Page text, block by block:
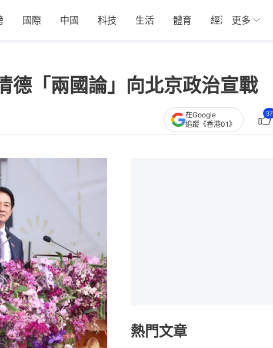
國際 中國 科技 生活 體育 經濟 01深圳
更多
「兩國論」向北京政治宣戰
在Google
追蹤《香港01》
37
熱門文章